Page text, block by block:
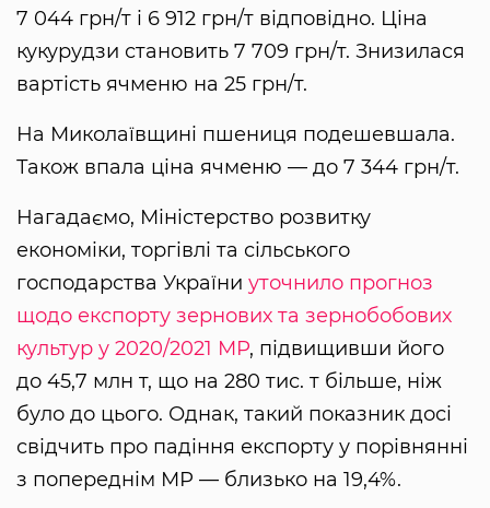
7 044 грн/т і 6 912 грн/т відповідно. Ціна
кукурудзи становить 7 709 грн/т. Знизилася
вартість ячменю на 25 грн/т.
На Миколаївщині пшениця подешевшала.
Також впала ціна ячменю — до 7 344 грн/т.
Нагадаємо, Міністерство розвитку
економіки, торгівлі та сільського
господарства України уточнило прогноз
щодо експорту зернових та зернобобових
культур у 2020/2021 МР, підвищивши його
до 45,7 млн т, що на 280 тис. т більше, ніж
було до цього. Однак, такий показник досі
свідчить про падіння експорту у порівнянні
з попереднім МР — близько на 19,4%.